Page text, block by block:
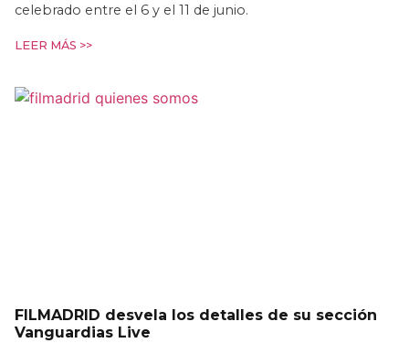
celebrado entre el 6 y el 11 de junio.
LEER MÁS >>
FILMADRID desvela los detalles de su sección
Vanguardias Live